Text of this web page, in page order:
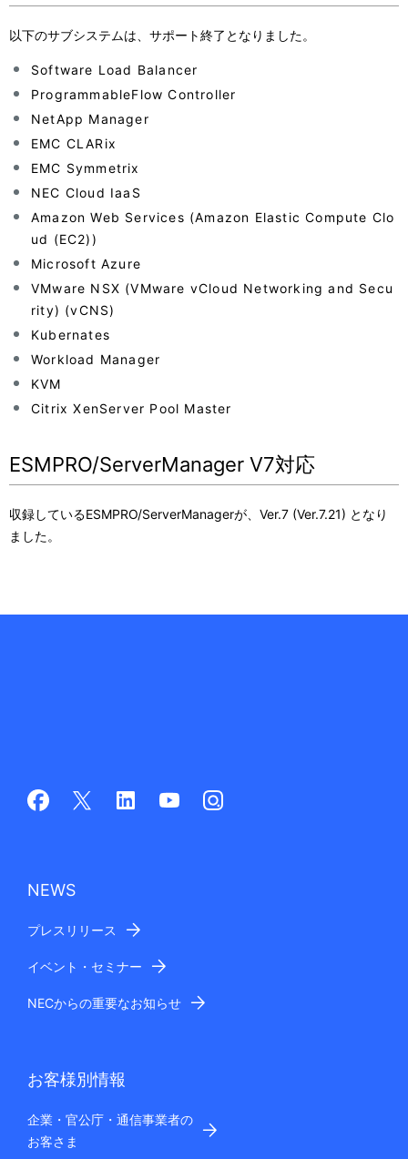
以下のサブシステムは、サポート終了となりました。
Software Load Balancer
ProgrammableFlow Controller
NetApp Manager
EMC CLARix
EMC Symmetrix
NEC Cloud IaaS
Amazon Web Services (Amazon Elastic Compute Clo
ud (EC2))
Microsoft Azure
VMware NSX (VMware vCloud Networking and Secu
rity) (vCNS)
Kubernates
Workload Manager
KVM
Citrix XenServer Pool Master
ESMPRO/ServerManager V7対応
収録しているESMPRO/ServerManagerが、Ver.7 (Ver.7.21) となり
ました。
NEWS
プレスリリース
イベント・セミナー
NECからの重要なお知らせ
お客様別情報
企業・官公庁・通信事業者の
お客さま